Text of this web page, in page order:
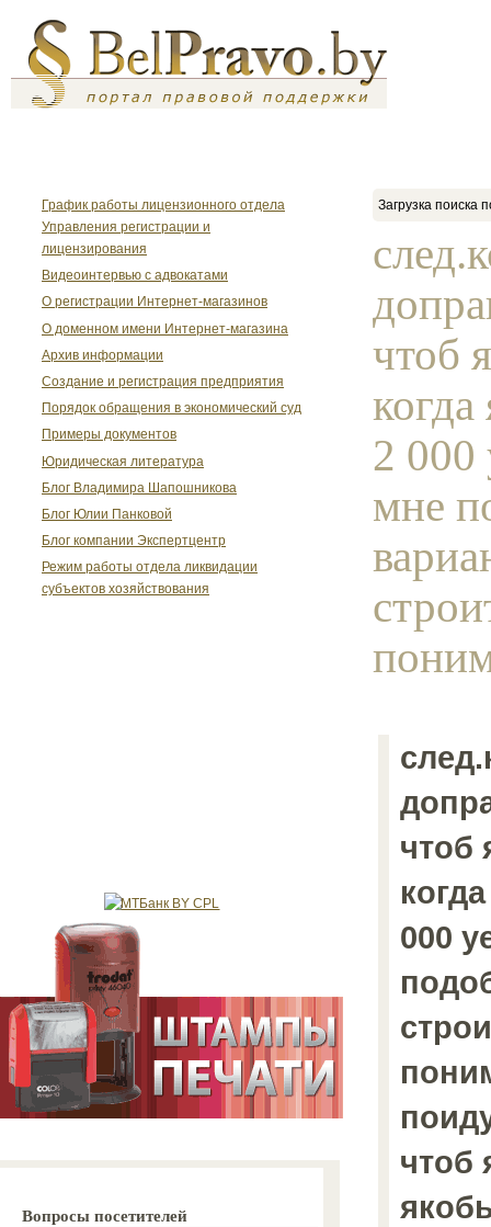
График работы лицензионного отдела
Управления регистрации и
лицензирования
Видеоинтервью с адвокатами
О регистрации Интернет-магазинов
О доменном имени Интернет-магазина
Архив информации
Создание и регистрация предприятия
Порядок обращения в экономический суд
Примеры документов
Юридическая литература
Блог Владимира Шапошникова
Блог Юлии Панковой
Блог компании Экспертцентр
Режим работы отдела ликвидации
субъектов хозяйствования
Вопросы посетителей
Загрузка поиска
чтоб
когда
2 000
мне
чтоб
000
чтоб